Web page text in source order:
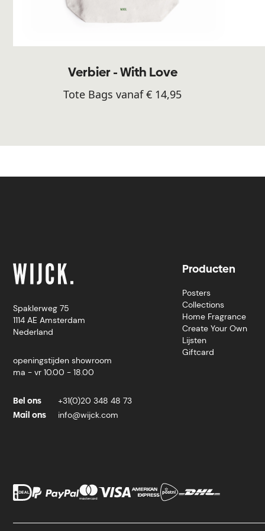
Verbier - With Love
Tote Bags vanaf € 14,95
Spaklerweg 75
1114 AE Amsterdam
Nederland
openingstijden showroom
ma - vr 10.00 - 18.00
Bel ons +31(0)20 348 48 73
Mail ons info@wijck.com
Producten
Posters
Collections
Home Fragrance
Create Your Own
Lijsten
Giftcard